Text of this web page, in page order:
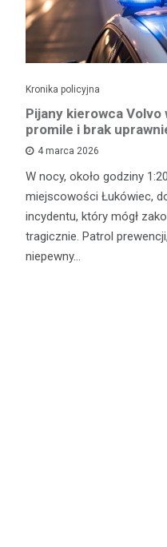
Kronika policyjna
Pijany kierowca Volvo
promile i brak
4 marca 2026
W nocy, około godziny
miejscowości Łukówiec,
incydentu, który mógł
tragicznie. Patrol
niepewny…